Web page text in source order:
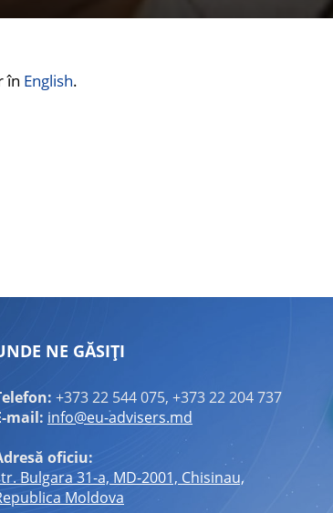
în English.
NE GĂSIȚI
+373 22 544 075, +373 22 204 737
mail: info@eu-advisers.md
oficiu:
Bulgara 31-a, MD-2001, Chisinau,
Moldova